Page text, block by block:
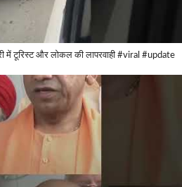
में टूरिस्ट और लोकल की लापरवाही #viral #update